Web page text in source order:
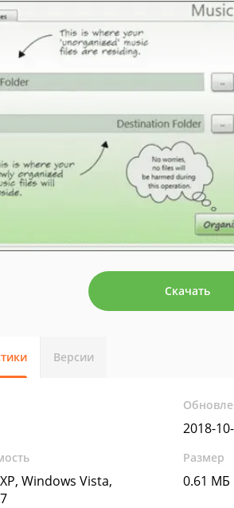
Скачать
Версии
2018-
Windows Vista,
Размер
0.61 МБ